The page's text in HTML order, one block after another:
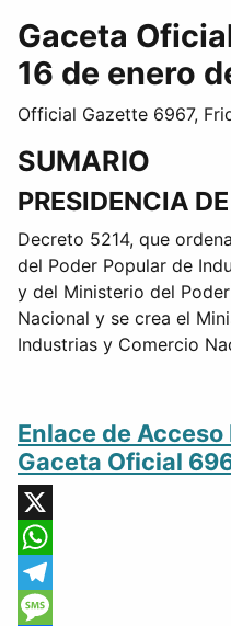
Gaceta
16 de enero
Official Gazette 6967,
SUMARIO
PRESIDENCIA
Decreto 5214, que
del Poder Popular de
y del Ministerio del
Nacional y se crea el
Industrias y Comercio
Enlace de
Gaceta Oficial
X
WhatsApp
Telegram